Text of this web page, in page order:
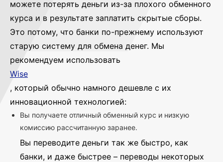
можете потерять деньги из-за плохого обменного
курса и в результате заплатить скрытые сборы.
Это потому, что банки по-прежнему используют
старую систему для обмена денег. Мы
рекомендуем использовать
Wise
, который обычно намного дешевле с их
инновационной технологией:
Вы получаете отличный обменный курс и низкую
комиссию рассчитанную заранее.
Вы переводите деньги так же быстро, как
банки, и даже быстрее – переводы некоторых